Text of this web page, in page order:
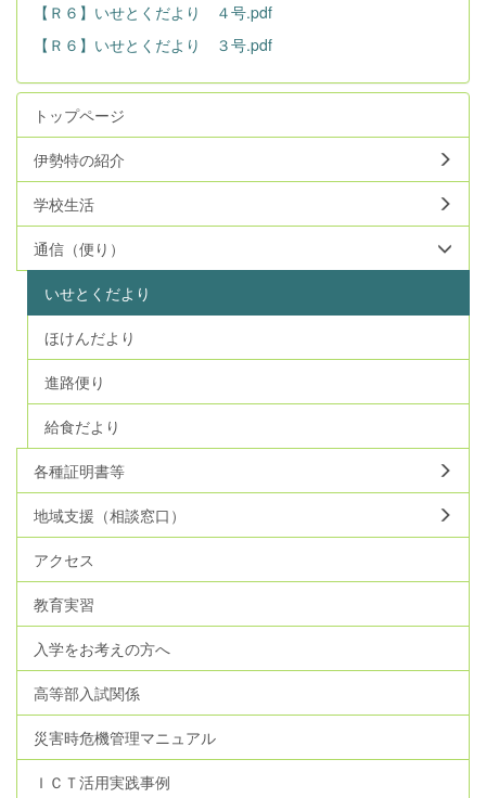
【Ｒ６】いせとくだより ４号.pdf
【Ｒ６】いせとくだより ３号.pdf
トップページ
伊勢特の紹介
学校生活
通信（便り）
いせとくだより
ほけんだより
進路便り
給食だより
各種証明書等
地域支援（相談窓口）
アクセス
教育実習
入学をお考えの方へ
高等部入試関係
災害時危機管理マニュアル
ＩＣＴ活用実践事例